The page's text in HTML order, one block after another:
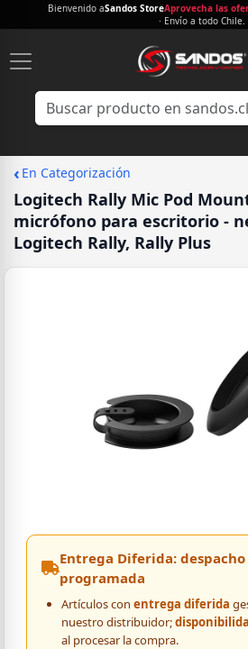
Bienvenido aSandos StoreAprovecha las
· Envío a todo Chile.
‹ En Categorización
Logitech Rally Mic Pod
micrófono para escritorio -
Logitech Rally, Rally Plus
Entrega Diferida:
programada
Artículos con entrega diferida
nuestro distribuidor;
al procesar la compra.